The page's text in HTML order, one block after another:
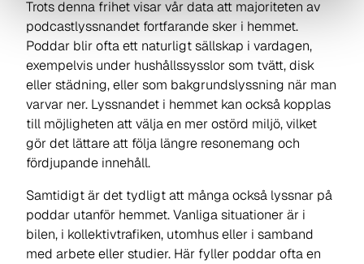
Trots denna frihet visar vår data att majoriteten av
podcastlyssnandet fortfarande sker i hemmet.
Poddar blir ofta ett naturligt sällskap i vardagen,
exempelvis under hushållssysslor som tvätt, disk
eller städning, eller som bakgrundslyssning när man
varvar ner. Lyssnandet i hemmet kan också kopplas
till möjligheten att välja en mer ostörd miljö, vilket
gör det lättare att följa längre resonemang och
fördjupande innehåll.
Samtidigt är det tydligt att många också lyssnar på
poddar utanför hemmet. Vanliga situationer är i
bilen, i kollektivtrafiken, utomhus eller i samband
med arbete eller studier. Här fyller poddar ofta en